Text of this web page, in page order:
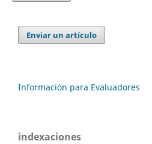
Enviar un artículo
Información para Evaluadores
indexaciones